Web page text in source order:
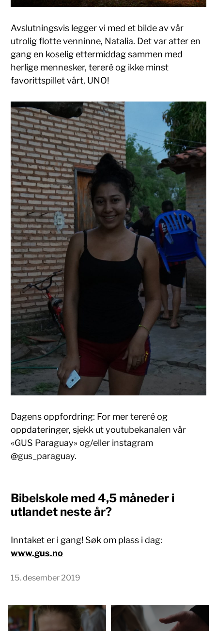
Avslutningsvis legger vi med et bilde av vår
utrolig flotte venninne, Natalia. Det var atter en
gang en koselig ettermiddag sammen med
herlige mennesker, tereré og ikke minst
favorittspillet vårt, UNO!
Dagens oppfordring: For mer tereré og
oppdateringer, sjekk ut youtubekanalen vår
«GUS Paraguay» og/eller instagram
@gus_paraguay.
Bibelskole med 4,5 måneder i
utlandet neste år?
Inntaket er i gang! Søk om plass i dag:
www.gus.no
15. desember 2019